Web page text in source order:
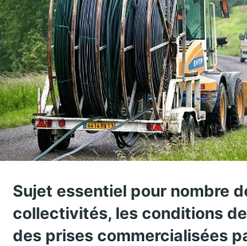
Sujet essentiel pour nombre
collectivités, les conditions
des prises commercialisées